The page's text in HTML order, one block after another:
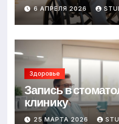
6 АПРЕЛЯ 2026
Здоровье
Запись в
клинику
25 МАРТА 2026